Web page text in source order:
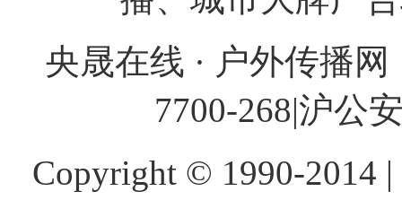
央晟在线 · 户外传播
7700-268|沪公
Copyright © 1990-2014